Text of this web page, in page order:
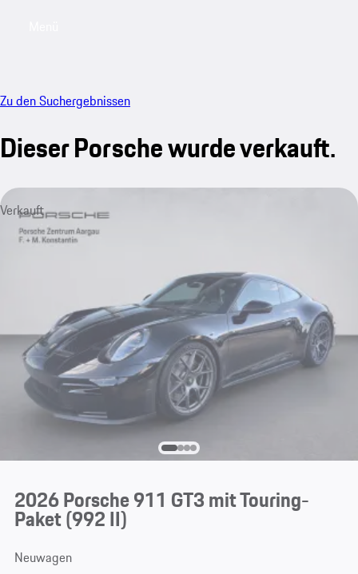
Zu den Suchergebnissen
Dieser Porsche wurde verkauft.
Verkauft
2026 Porsche 911 GT3 mit Touring-
Paket(992 II)
Neuwagen